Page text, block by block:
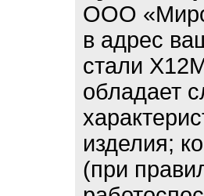
ООО
в адрес
стали
обладает
изделия;
(при